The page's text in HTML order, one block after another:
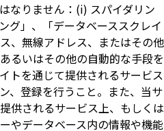
なりません：(i) スパイダリン
グ」、「データベーススクレイ
、無線アドレス、またはその他
るいはその他の自動的な手段を
トを通じて提供されるサービス
、登録を行うこと。また、当サ
供されるサービス上、もしくは
やデータベース内の情報や機能